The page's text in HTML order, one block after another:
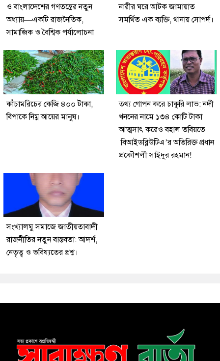
ও বাংলাদেশের গণতন্ত্রের নতুন
অধ্যায়—একটি রাজনৈতিক,
সামাজিক ও বৈশ্বিক পর্যালোচনা।
নারীর ঘরে আটক জামায়াত
সমর্থিত এক ব্যক্তি, থানায় সোপর্দ।
কাঁচামরিচের কেজি ৪০০ টাকা,
বিপাকে নিম্ন আয়ের মানুষ।
তথ্য গোপন করে চাকুরি লাভ: নদী
খননের নামে ১৩৪ কোটি টাকা
আত্মসাৎ করেও বহাল তবিয়তে
বিআইডব্লিউটিএ’র অতিরিক্ত প্রধান
প্রকৌশলী সাইদুর রহমান!
সংখ্যালঘু সমাজে জাতীয়তাবাদী
রাজনীতির নতুন বাস্তবতা: আদর্শ,
নেতৃত্ব ও ভবিষ্যতের প্রশ্ন।